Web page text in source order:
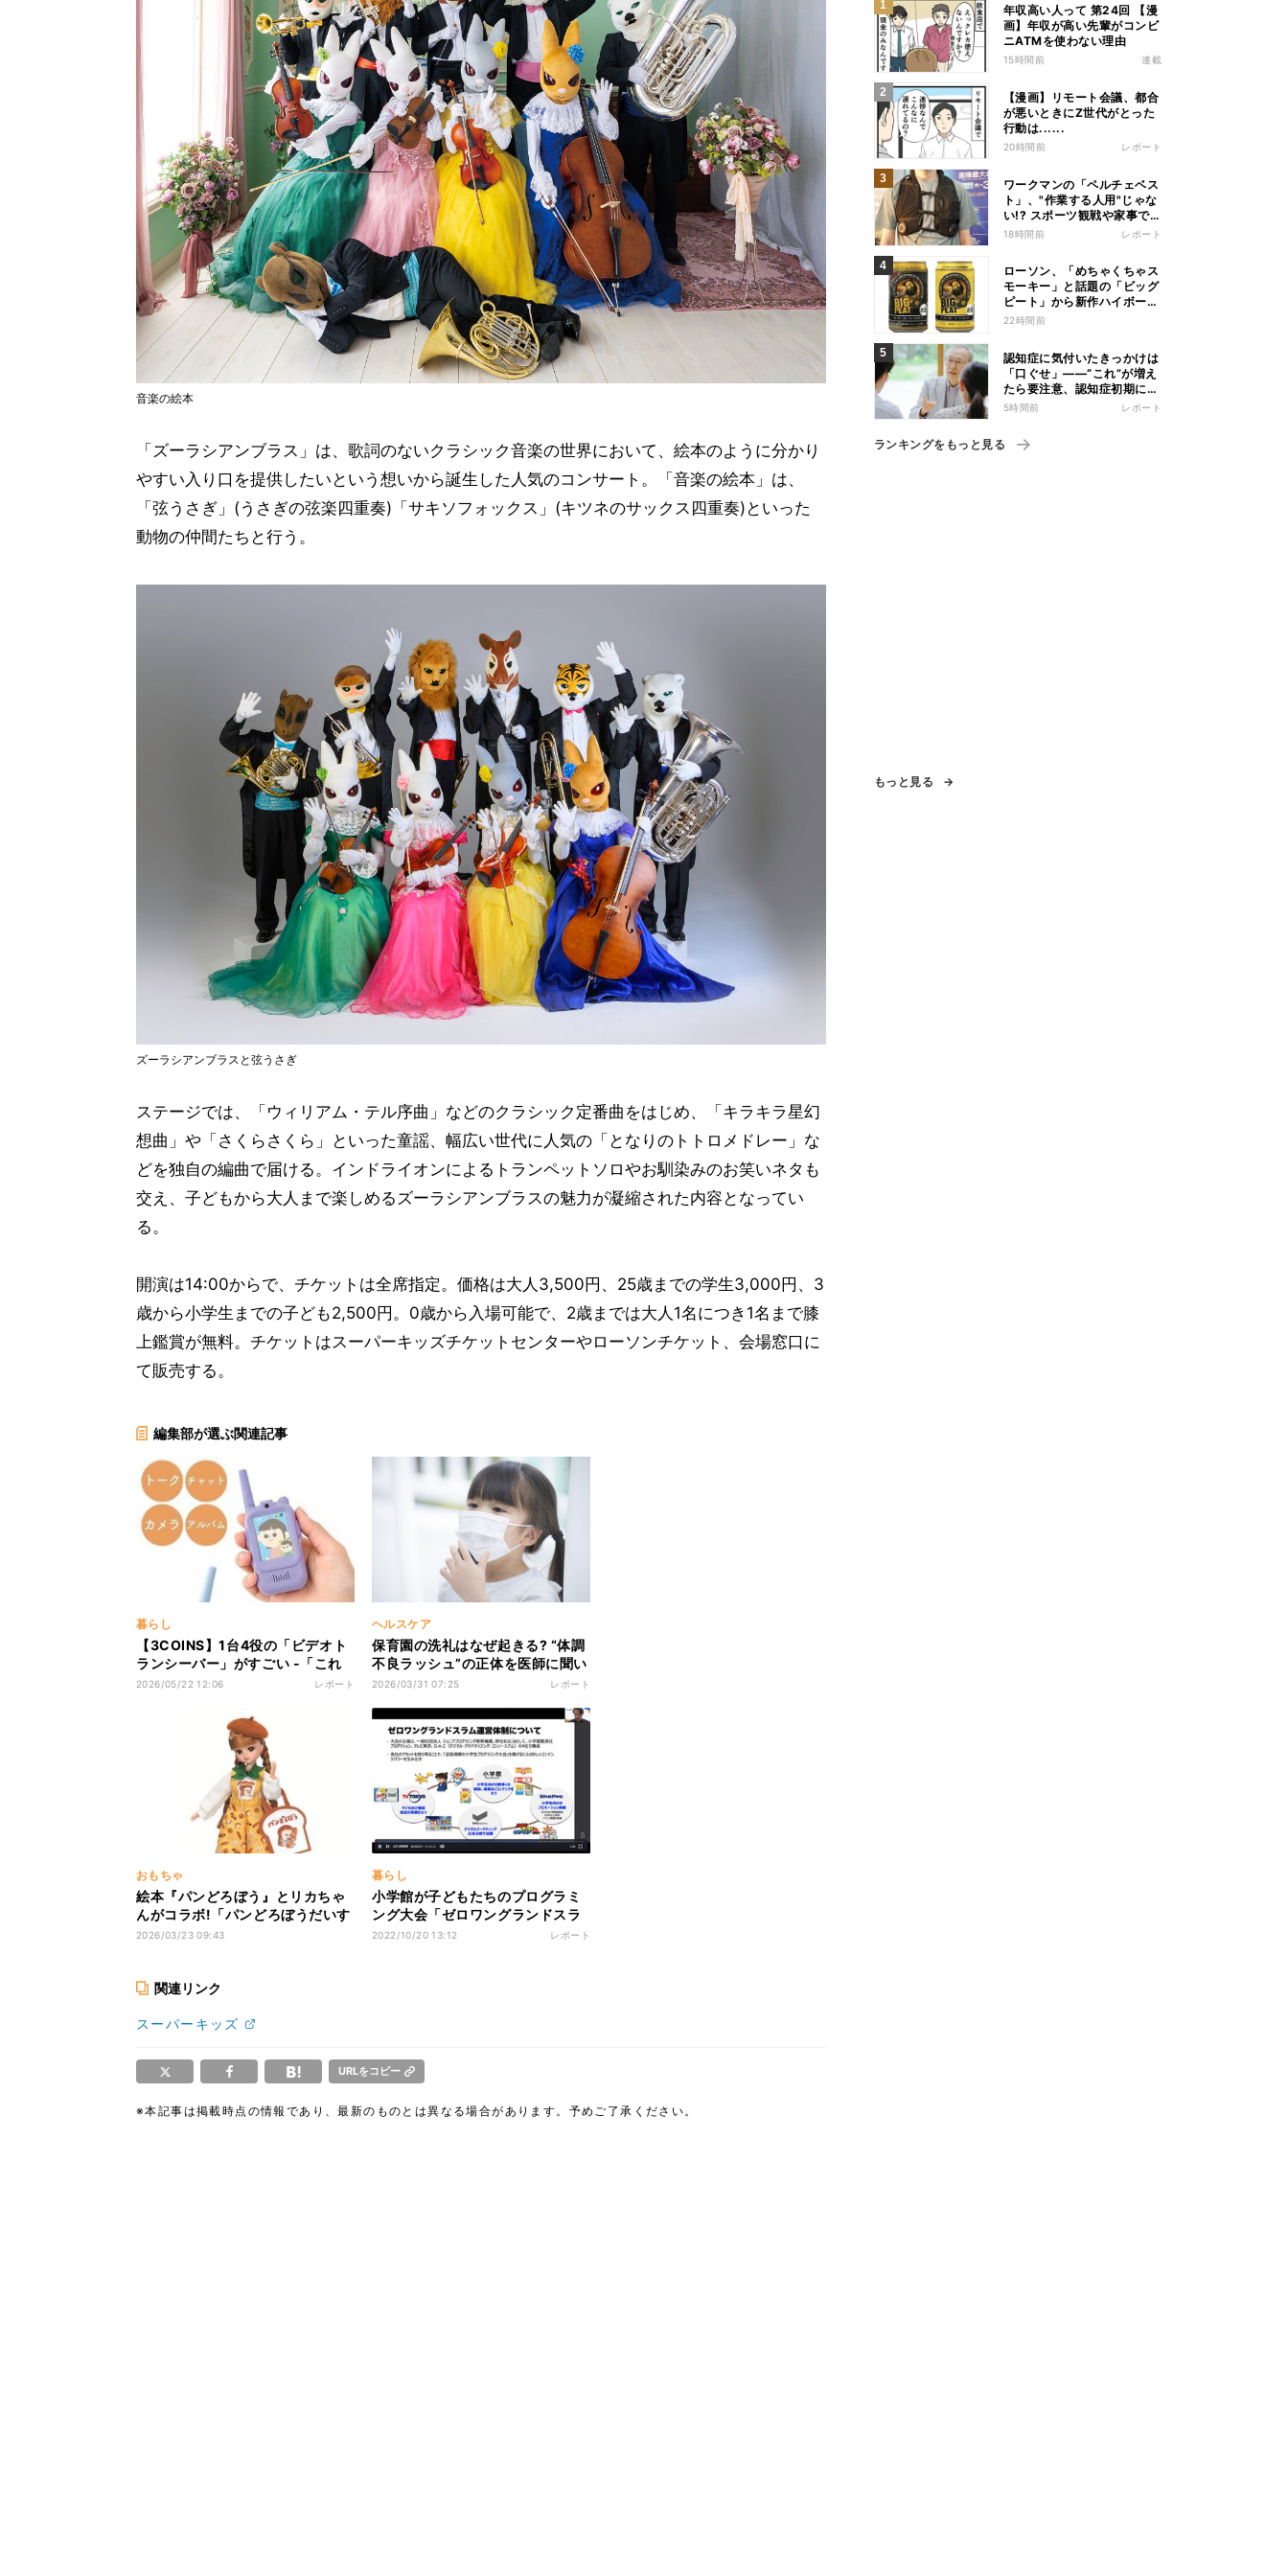
音楽の絵本
「ズーラシアンブラス」は、歌詞のないクラシック音楽の世界において、絵本のように分かり
やすい入り口を提供したいという想いから誕生した人気のコンサート。「音楽の絵本」は、
「弦うさぎ」(うさぎの弦楽四重奏)「サキソフォックス」(キツネのサックス四重奏)といった
動物の仲間たちと行う。
ズーラシアンブラスと弦うさぎ
ステージでは、「ウィリアム・テル序曲」などのクラシック定番曲をはじめ、「キラキラ星幻
想曲」や「さくらさくら」といった童謡、幅広い世代に人気の「となりのトトロメドレー」な
どを独自の編曲で届ける。インドライオンによるトランペットソロやお馴染みのお笑いネタも
交え、子どもから大人まで楽しめるズーラシアンブラスの魅力が凝縮された内容となってい
る。
開演は14:00からで、チケットは全席指定。価格は大人3,500円、25歳までの学生3,000円、3
歳から小学生までの子ども2,500円。0歳から入場可能で、2歳までは大人1名につき1名まで膝
上鑑賞が無料。チケットはスーパーキッズチケットセンターやローソンチケット、会場窓口に
て販売する。
編集部が選ぶ関連記事
暮らし
【3COINS】1台4役の「ビデオト
ランシーバー」がすごい -「これ
で探偵ごっこしたい」「子の携帯
2026/05/22 12:06 レポート
ヘルスケア
保育園の洗礼はなぜ起きる? “体調
不良ラッシュ”の正体を医師に聞い
た
2026/03/31 07:25 レポート
おもちゃ
絵本『パンどろぼう』とリカちゃ
んがコラボ!「パンどろぼうだいす
きリカちゃん」発売
2026/03/23 09:43
暮らし
小学館が子どもたちのプログラミ
ング大会「ゼロワングランドスラ
ム」を運営する理由とは?
2022/10/20 13:12 レポート
関連リンク
スーパーキッズ
URLをコピー
※本記事は掲載時点の情報であり、最新のものとは異なる場合があります。予めご了承ください。
年収高い人って 第24回 【漫
画】年収が高い先輩がコンビ
ニATMを使わない理由
15時間前 連載
【漫画】リモート会議、都合
が悪いときにZ世代がとった
行動は......
20時間前 レポート
ワークマンの「ペルチェベス
ト」、"作業する人用"じゃな
い!? スポーツ観戦や家事で
の熱中症&冷え対策に――話
18時間前 レポート
ローソン、「めちゃくちゃス
モーキー」と話題の「ビッグ
ピート」から新作ハイボール
缶＆ミニボトル発売
22時間前
認知症に気付いたきっかけは
「口ぐせ」――“これ”が増え
たら要注意、認知症初期に見
られる「会話の特徴」とは
5時間前 レポート
ランキングをもっと見る
もっと見る